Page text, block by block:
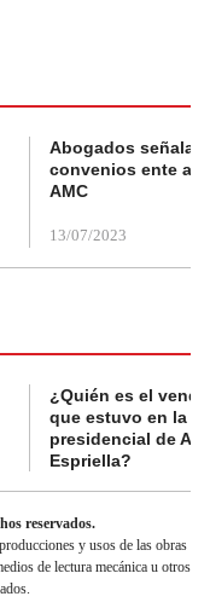
Abogados
convenios ente
AMC
13/07/2023
¿Quién es el
que estuvo en la
presidencial de
Espriella?
reservados.
y usos de las obras
de lectura mecánica u otros